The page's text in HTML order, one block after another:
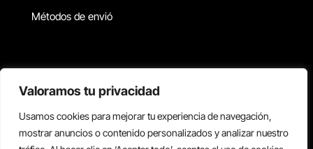
Valoramos tu privacidad
Usamos cookies para mejorar tu experiencia de navegación,
mostrar anuncios o contenido personalizados y analizar nuestro
Métodos de envió
Copyright © 2026 Reisix. Todos los derechos reservados.